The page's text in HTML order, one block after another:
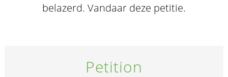
belazerd. Vandaar deze petitie.
Petition